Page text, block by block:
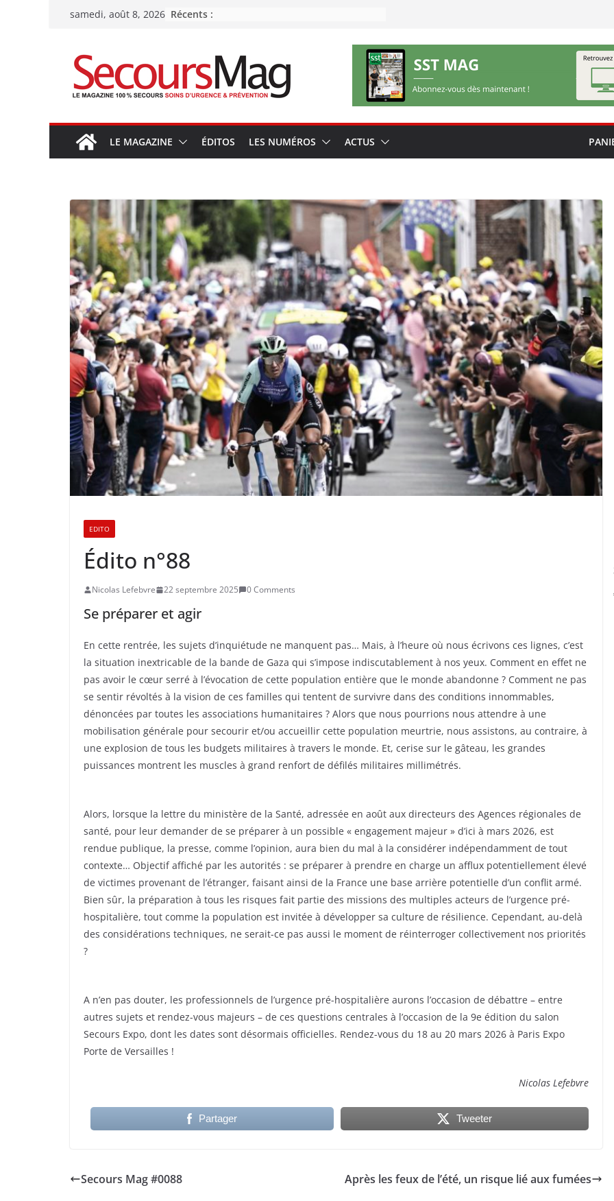
Passersamedi, août 8, 2026 Récents :
LE MAGAZINE ÉDITOS LES NUMÉROS ACTUS
EDITO
Édito n°88
Nicolas Lefebvre 22 septembre 2025 0 Comments
Se préparer et agir
En cette rentrée, les sujets d’inquiétude ne manquent pas… Mais, à l’heure où nous écrivons ces lignes, c’est
la situation inextricable de la bande de Gaza qui s’impose indiscutablement à nos yeux. Comment en effet ne
pas avoir le cœur serré à l’évocation de cette population entière que le monde abandonne ? Comment ne pas
se sentir révoltés à la vision de ces familles qui tentent de survivre dans des conditions innommables,
dénoncées par toutes les associations humanitaires ? Alors que nous pourrions nous attendre à une
mobilisation générale pour secourir et/ou accueillir cette population meurtrie, nous assistons, au contraire, à
une explosion de tous les budgets militaires à travers le monde. Et, cerise sur le gâteau, les grandes
puissances montrent les muscles à grand renfort de défilés militaires millimétrés.
Alors, lorsque la lettre du ministère de la Santé, adressée en août aux directeurs des Agences régionales de
santé, pour leur demander de se préparer à un possible « engagement majeur » d’ici à mars 2026, est
rendue publique, la presse, comme l’opinion, aura bien du mal à la considérer indépendamment de tout
contexte… Objectif affiché par les autorités : se préparer à prendre en charge un afflux potentiellement élevé
de victimes provenant de l’étranger, faisant ainsi de la France une base arrière potentielle d’un conflit armé.
Bien sûr, la préparation à tous les risques fait partie des missions des multiples acteurs de l’urgence pré-
hospitalière, tout comme la population est invitée à développer sa culture de résilience. Cependant, au-delà
des considérations techniques, ne serait-ce pas aussi le moment de réinterroger collectivement nos priorités
?
A n’en pas douter, les professionnels de l’urgence pré-hospitalière aurons l’occasion de débattre – entre
autres sujets et rendez-vous majeurs – de ces questions centrales à l’occasion de la 9e édition du salon
Secours Expo, dont les dates sont désormais officielles. Rendez-vous du 18 au 20 mars 2026 à Paris Expo
Porte de Versailles !
Nicolas Lefebvre
Partager Tweeter
Secours Mag #0088 Après les feux de l’été, un risque lié aux fumées